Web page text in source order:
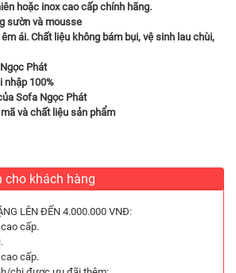
hoặc inox cao cấp chính hãng.
sườn và mousse
ái. Chất liệu không bám bụi, vệ sinh lau chùi,
Phát
nhập 100%
Sofa Ngọc Phát
và chất liệu sản phẩm
cho khách hàng
LÊN ĐẾN 4.000.000 VNĐ:
cấp.
cấp.